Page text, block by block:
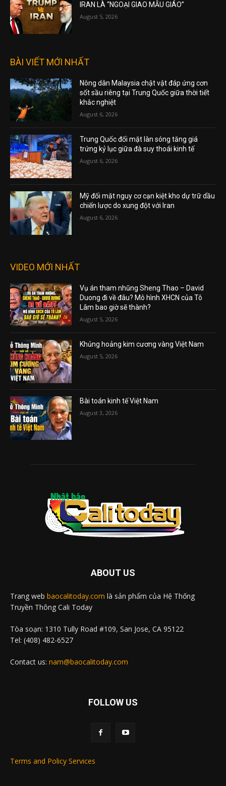
IRAN LÀ “NGOẠI GIAO MẪU GIÁO”
August 5, 2026
BÀI VIẾT MỚI NHẤT
Nông dân Malaysia chật vật đáp ứng cơn
sốt sầu riêng tại Trung Quốc giữa thời tiết
khắc nghiệt
August 6, 2026
Trung Quốc đối mặt làn sóng tăng giá
trứng kỷ lục giữa đà suy thoái kinh tế
August 6, 2026
Mỹ đối mặt nguy cơ cạn kiệt kho dự trữ dầu
chiến lược do xung đột với Iran
August 6, 2026
VIDEO MỚI NHẤT
Vụ án tham nhũng Sheng Thao – David
Duong đi về đâu? Mô hình XHCN của Tô
Lâm bao giờ sẽ thành?
August 5, 2026
Khủng hoảng kim cương vàng Việt Nam
August 5, 2026
Bài toán kinh tế Việt Nam
August 3, 2026
ABOUT US
Trang web baocalitoday.com là sản phẩm của Hệ Thống
Truyền Thông Cali Today
Tòa soạn: 1310 Tully Road #109, San Jose, CA 95122
Tel: (408) 482-6527
Contact us: nam@baocalitoday.com
FOLLOW US
Terms and Policy Services